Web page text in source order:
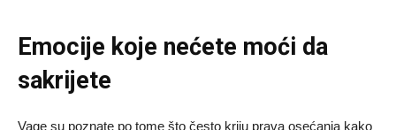
Emocije koje nećete moći da
sakrijete
Vage su poznate po tome što često kriju prava osećanja kako